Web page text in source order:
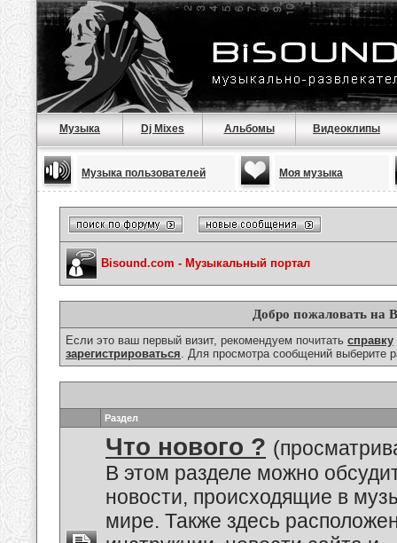
Музыка Dj Mixes Альбомы Видеоклипы
Музыка пользователей Моя музыка
Bisound.com - Музыкальный портал
Добро пожаловать на
Если это ваш первый визит, рекомендуем почитать справку
зарегистрироваться. Для просмотра сообщений выберите
Раздел
Что нового ?
В этом разделе можно
новости, происходящие в
мире. Также здесь